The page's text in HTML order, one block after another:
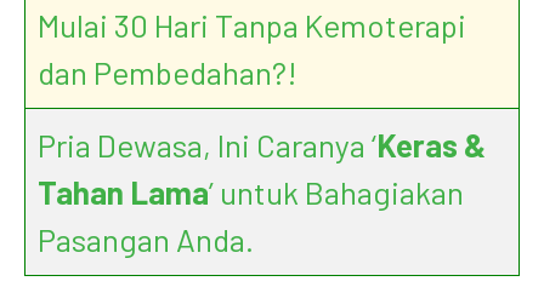
Mulai 30 Hari Tanpa Kemoterapi
dan Pembedahan?!
Pria Dewasa, Ini Caranya ‘Keras &
Tahan Lama’ untuk Bahagiakan
Pasangan Anda.